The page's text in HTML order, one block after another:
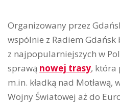
Organizowany przez
wspólnie z Radiem
z najpopularniejszych w
sprawą nowej trasy, która
m.in. kładką nad
Wojny Światowej aż do